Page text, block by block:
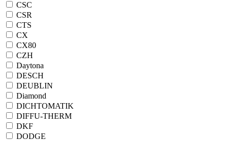
CSC
CSR
CTS
CX
CX80
CZH
Daytona
DESCH
DEUBLIN
Diamond
DICHTOMATIK
DIFFU-THERM
DKF
DODGE